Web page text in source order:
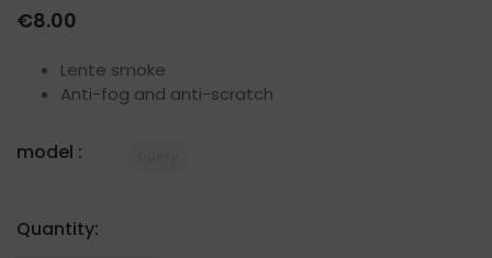
€8.00
Lente smoke
Anti-fog and anti-scratch
model :
Quantity: